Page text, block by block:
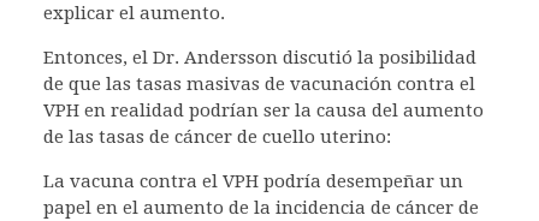
explicar el aumento.
Entonces, el Dr. Andersson discutió la posibilidad
de que las tasas masivas de vacunación contra el
VPH en realidad podrían ser la causa del aumento
de las tasas de cáncer de cuello uterino:
La vacuna contra el VPH podría desempeñar un
papel en el aumento de la incidencia de cáncer de